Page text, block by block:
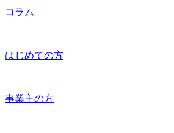
コラム
はじめての方
事業主の方